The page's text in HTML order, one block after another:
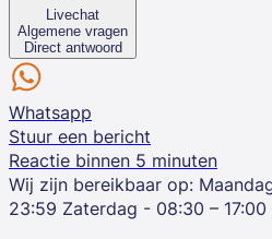
Livechat
Algemene vragen
Direct antwoord
Whatsapp
Stuur een bericht
Reactie binnen 5 minuten
Wij zijn bereikbaar op:
23:59 Zaterdag - 08:30 – 17:00